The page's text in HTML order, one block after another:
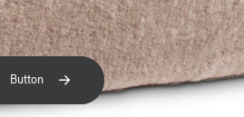
Button